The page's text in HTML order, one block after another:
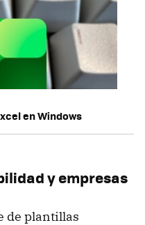
en Windows
y empresas
de plantillas